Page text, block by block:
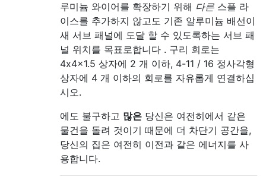
루미늄 와이어를 확장하기 위해 다른 스플 라
이스를 추가하지 않고도 기존 알루미늄 배선이
새 서브 패널에 도달 할 수 있도록하는 서브 패
널 위치를 목표로합니다 . 구리 회로는
4x4x1.5 상자에 2 개 이하, 4-11 / 16 정사각형
상자에 4 개 이하의 회로를 자유롭게 연결하십
시오.
에도 불구하고 많은 당신은 여전히에서 같은
물건을 돌려 것이기 때문에 더 차단기 공간을,
당신의 집은 여전히 이전과 같은 에너지를 사
용합니다.